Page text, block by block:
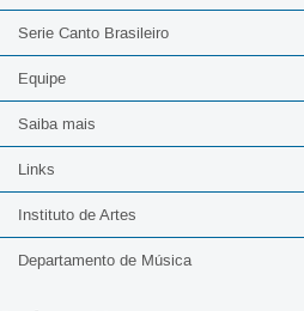
Serie Canto Brasileiro
Equipe
Saiba mais
Links
Instituto de Artes
Departamento de Música